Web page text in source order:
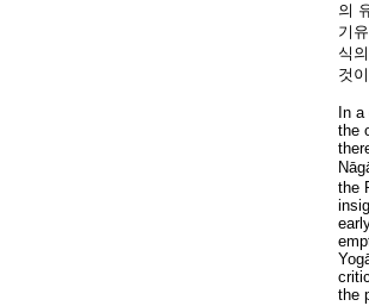
의
기
식
것
In
the
the
the